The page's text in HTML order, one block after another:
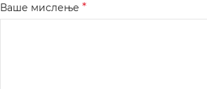
Ваше мислење *